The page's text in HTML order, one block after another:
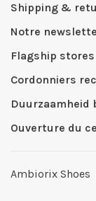
Shipping &
Notre
Flagship stores
Cordonniers
Duurzaamheid
Ouverture du
Ambiorix Shoes